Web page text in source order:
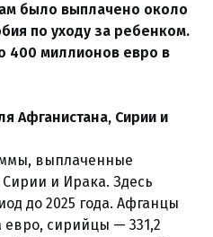
было выплачено около
по уходу за ребенком.
400 миллионов евро в
Афганистана, Сирии и
выплаченные
и Ирака. Здесь
до 2025 года. Афганцы
евро, сирийцы — 331,2